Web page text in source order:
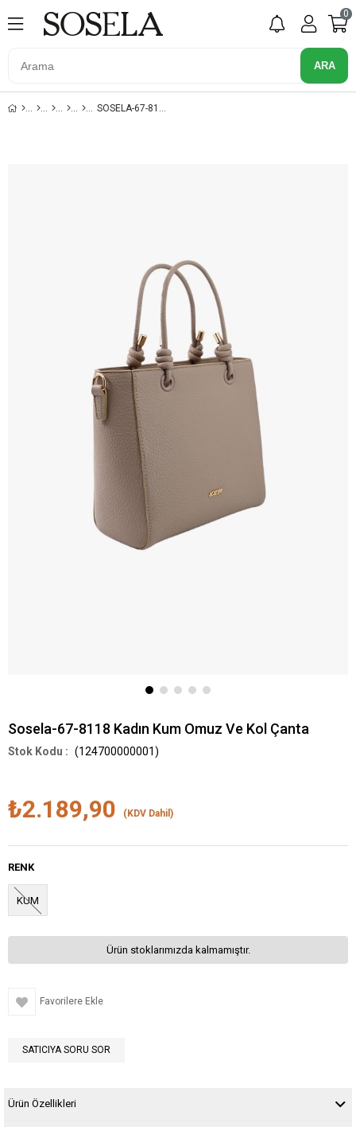
0
SOSELA-67-8118 KADIN KUM OMUZ VE KOL ÇANTA
Sosela-67-8118 Kadın Kum Omuz Ve Kol Çanta
(124700000001)
₺2.189,90 (KDV Dahil)
RENK
KUM
Ürün stoklarımızda kalmamıştır.
Favorilere Ekle
SATICIYA SORU SOR
Ürün Özellikleri